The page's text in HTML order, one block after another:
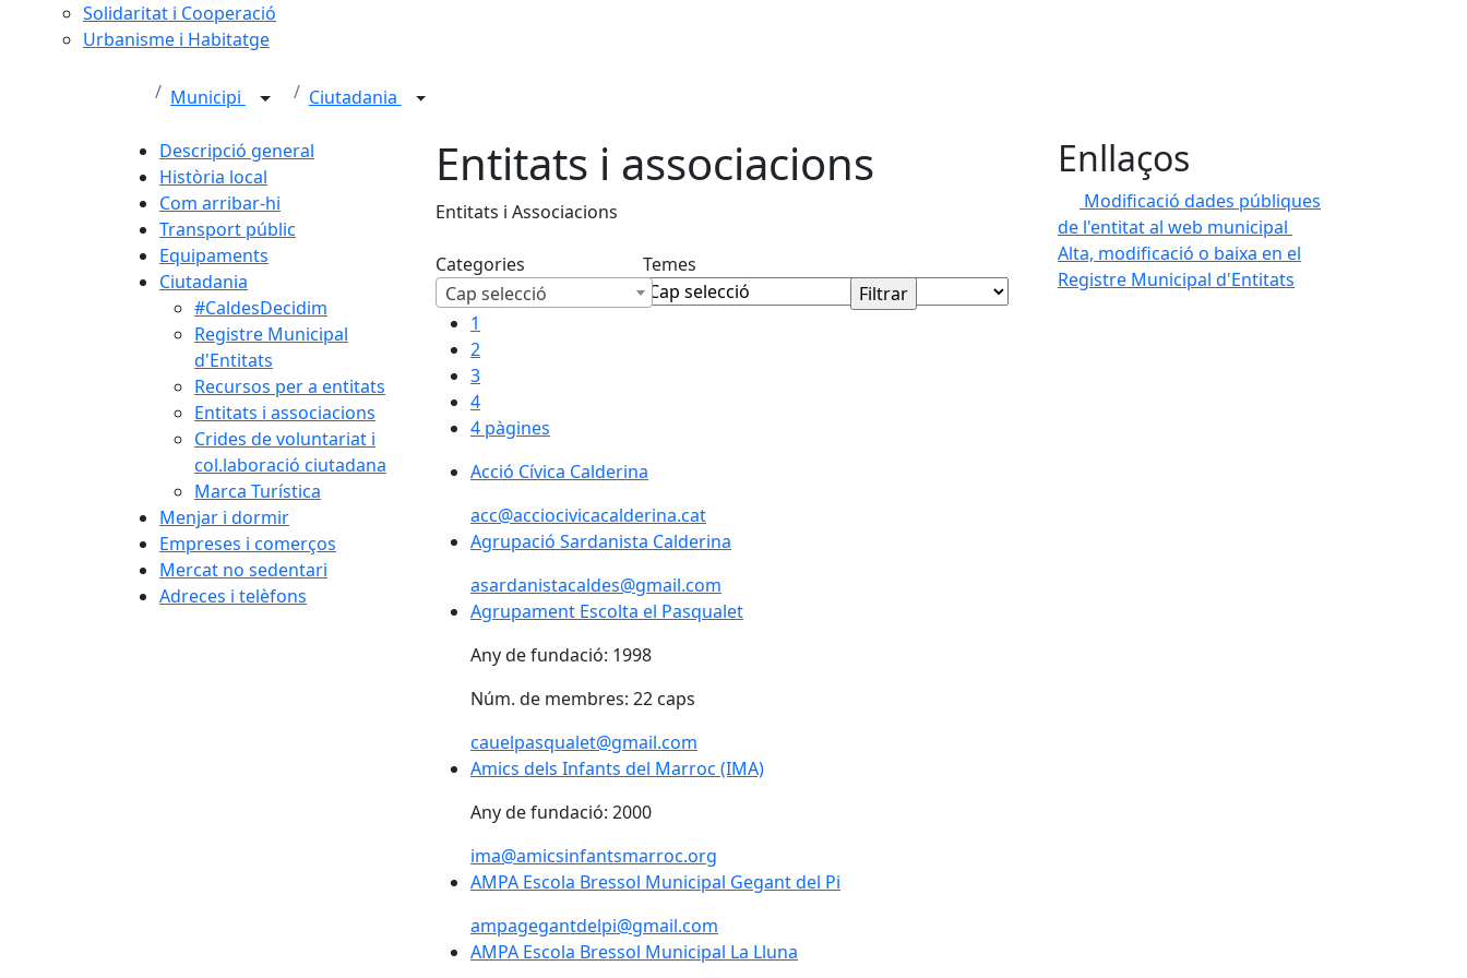
Solidaritat i Cooperació
Urbanisme i Habitatge
Municipi Ciutadania
Descripció general
Història local
Com arribar-hi
Transport públic
Equipaments
Ciutadania
#CaldesDecidim
Registre Municipal
d'Entitats
Recursos per a entitats
Entitats i associacions
Crides de voluntariat i
col.laboració ciutadana
Marca Turística
Menjar i dormir
Empreses i comerços
Mercat no sedentari
Adreces i telèfons
Entitats i associacions
Entitats i Associacions
Categories
Cap selecció
Temes
1
2
3
4
4 pàgines
Acció Cívica Calderina
Acció Cívica Calderina
acc@acciocivicacalderina.cat
Agrupació Sardanista Calderina
Agrupació Sardanista Calderina
asardanistacaldes@gmail.com
Agrupament Escolta el Pasqualet
Any de fundació: 1998
Núm. de membres: 22 caps
cauelpasqualet@gmail.com
Amics dels Infants del Marroc (IMA)
Any de fundació: 2000
ima@amicsinfantsmarroc.org
AMPA Escola Bressol Municipal Gegant del Pi
AMPA Escola Bressol Municipal Gegant del Pi
ampagegantdelpi@gmail.com
AMPA Escola Bressol Municipal La Lluna
Enllaços
Modificació dades públiques
de l'entitat al web municipal
Alta, modificació o baixa en el
Registre Municipal d'Entitats